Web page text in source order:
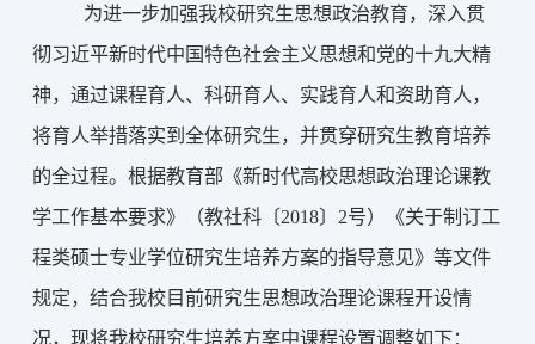
为进一步加强我校研究生思想政治教育，深入贯
彻习近平新时代中国特色社会主义思想和党的十九大精
神，通过课程育人、科研育人、实践育人和资助育人，
将育人举措落实到全体研究生，并贯穿研究生教育培养
的全过程。根据教育部《新时代高校思想政治理论课教
学工作基本要求》（教社科〔2018〕2号）《关于制订工
程类硕士专业学位研究生培养方案的指导意见》 等文件
规定，结合我校目前研究生思想政治理论课程开设情
况，现将我校研究生培养方案中课程设置调整如下：